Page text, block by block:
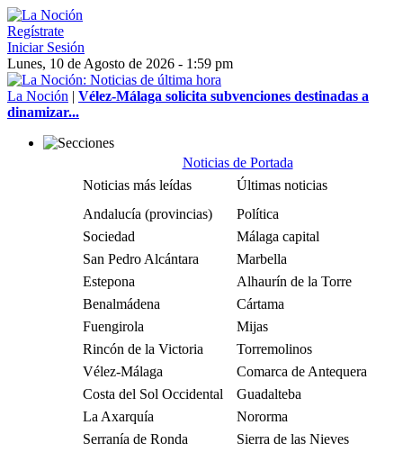
Regístrate
Iniciar Sesión
Lunes, 10 de Agosto de 2026 - 1:59 pm
La Noción | Vélez-Málaga solicita subvenciones destinadas a
dinamizar...
Noticias de Portada
Noticias más leídas
Últimas noticias
Andalucía (provincias)
Política
Sociedad
Málaga capital
San Pedro Alcántara
Marbella
Estepona
Alhaurín de la Torre
Benalmádena
Cártama
Fuengirola
Mijas
Rincón de la Victoria
Torremolinos
Vélez-Málaga
Comarca de Antequera
Costa del Sol Occidental
Guadalteba
La Axarquía
Nororma
Serranía de Ronda
Sierra de las Nieves